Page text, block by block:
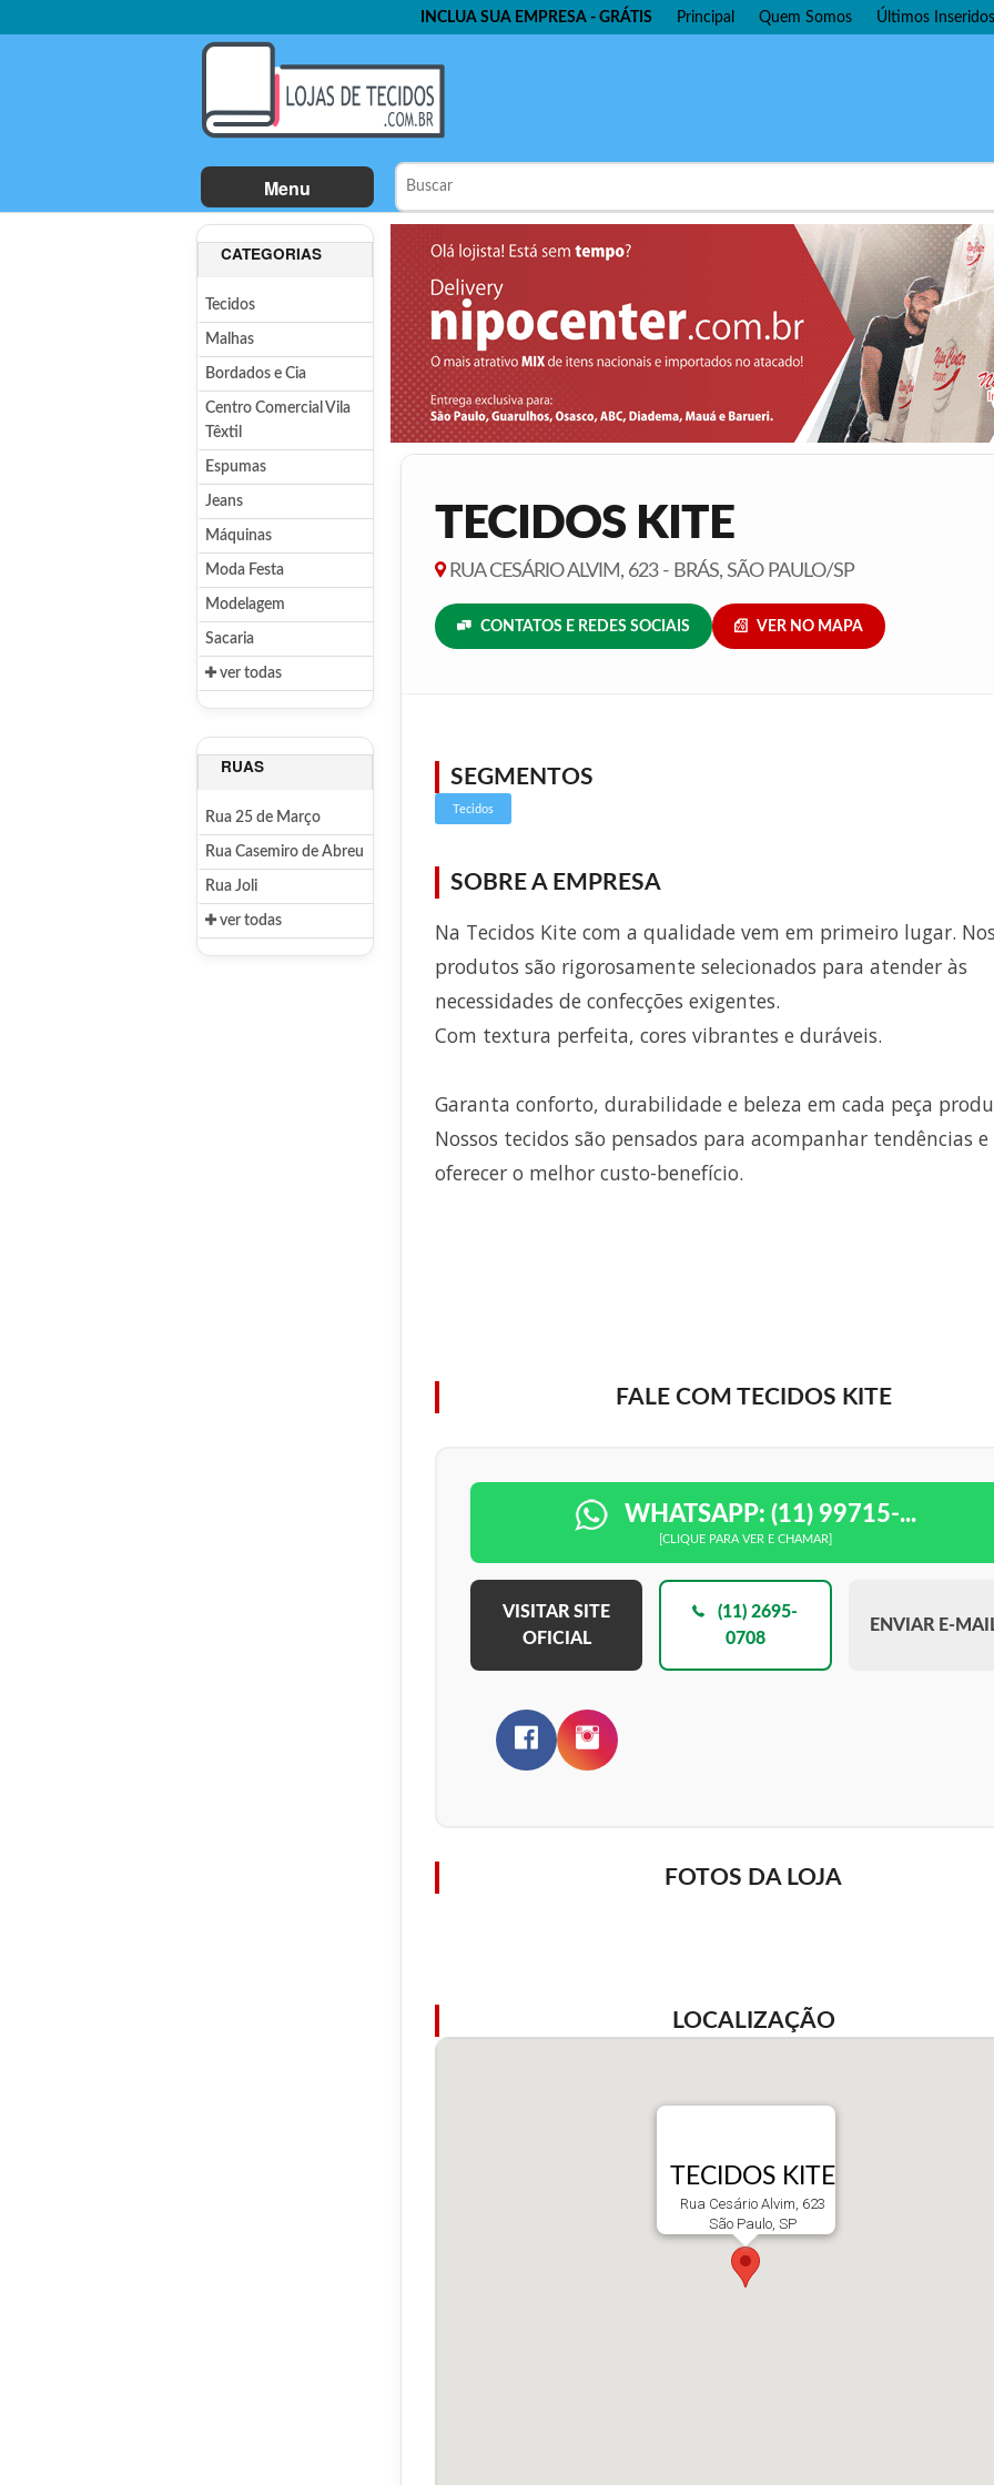
INCLUA SUA EMPRESA - GRÁTIS Principal Quem Somos Últimos
Menu
CATEGORIAS
Tecidos
Malhas
Bordados e Cia
Centro Comercial Vila
Têxtil
Espumas
Jeans
Máquinas
Moda Festa
Modelagem
Sacaria
ver todas
RUAS
Rua 25 de Março
Rua Casemiro de Abreu
Rua Joli
ver todas
TECIDOS KITE
RUA CESÁRIO ALVIM, 623 - BRÁS, SÃO PAULO/SP
CONTATOS E REDES SOCIAIS VER NO MAPA
SEGMENTOS
Tecidos
SOBRE A EMPRESA
Na Tecidos Kite com a qualidade vem em primeiro lugar.
produtos são rigorosamente selecionados para atender às
necessidades de confecções exigentes.
Com textura perfeita, cores vibrantes e duráveis.
Garanta conforto, durabilidade e beleza em cada peça
Nossos tecidos são pensados para acompanhar tendências e
oferecer o melhor custo-benefício.
FALE COM TECIDOS KITE
WHATSAPP: (11) 99715-...
[CLIQUE PARA VER E CHAMAR]
VISITAR SITE
OFICIAL
(11) 2695-
0708
ENVIAR E-
FOTOS DA LOJA
LOCALIZAÇÃO
TECIDOS KITE
Rua Cesário Alvim, 623
São Paulo, SP